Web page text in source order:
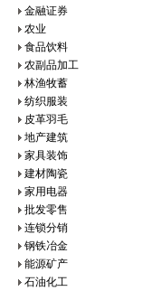
金融证券
农业
食品饮料
农副品加工
林渔牧蓄
纺织服装
皮革羽毛
地产建筑
家具装饰
建材陶瓷
家用电器
批发零售
连锁分销
钢铁冶金
能源矿产
石油化工